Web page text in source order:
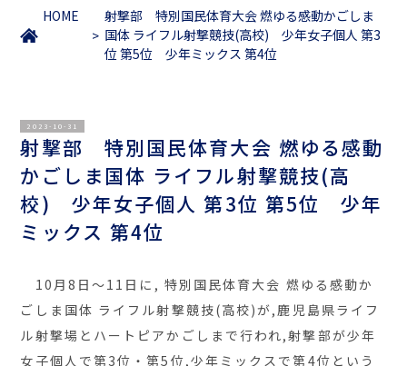
HOME
射撃部 特別国民体育大会 燃ゆる感動かごしま
国体 ライフル射撃競技(高校) 少年女子個人 第3
位 第5位 少年ミックス 第4位
2023-10-31
射撃部 特別国民体育大会 燃ゆる感動
かごしま国体 ライフル射撃競技(高
校) 少年女子個人 第3位 第5位 少年
ミックス 第4位
10月8日～11日に, 特別国民体育大会 燃ゆる感動か
ごしま国体 ライフル射撃競技(高校)が,鹿児島県ライフ
ル射撃場とハートピアかごしまで行われ,射撃部が少年
女子個人で第3位・第5位,少年ミックスで第4位という